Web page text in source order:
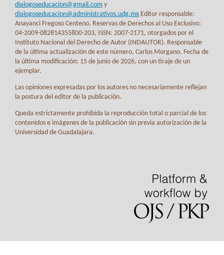
dialogoseducacion@gmail.com y
dialogoseducacion@administrativos.udg.mx Editor responsable:
Anayanci Fregoso Centeno. Reservas de Derechos al Uso Exclusivo:
04-2009-082814355800-203, ISSN: 2007-2171, otorgados por el
Instituto Nacional del Derecho de Autor (INDAUTOR). Responsable
de la última actualización de este número, Carlos Morgano. Fecha de
la última modificación: 15 de junio de 2026, con un tiraje de un
ejemplar.
Las opiniones expresadas por los autores no necesariamente reflejan
la postura del editor de la publicación.
Queda estrictamente prohibida la reproducción total o parcial de los
contenidos e imágenes de la publicación sin previa autorización de la
Universidad de Guadalajara.